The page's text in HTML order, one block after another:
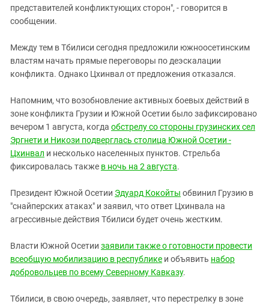
представителей конфликтующих сторон", - говорится в
сообщении.
Между тем в Тбилиси сегодня предложили южноосетинским
властям начать прямые переговоры по деэскалации
конфликта. Однако Цхинвал от предложения отказался.
Напомним, что возобновление активных боевых действий в
зоне конфликта Грузии и Южной Осетии было зафиксировано
вечером 1 августа, когда обстрелу со стороны грузинских сел
Эргнети и Никози подверглась столица Южной Осетии -
Цхинвал и несколько населенных пунктов. Стрельба
фиксировалась также в ночь на 2 августа.
Президент Южной Осетии Эдуард Кокойты обвинил Грузию в
"снайперских атаках" и заявил, что ответ Цхинвала на
агрессивные действия Тбилиси будет очень жестким.
Власти Южной Осетии заявили также о готовности провести
всеобщую мобилизацию в республике и объявить набор
добровольцев по всему Северному Кавказу.
Тбилиси, в свою очередь, заявляет, что перестрелку в зоне